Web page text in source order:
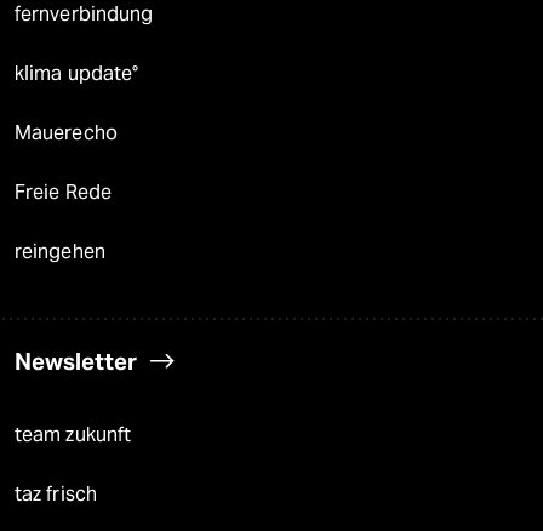
fernverbindung
klima update°
Mauerecho
Freie Rede
reingehen
Newsletter
team zukunft
taz frisch